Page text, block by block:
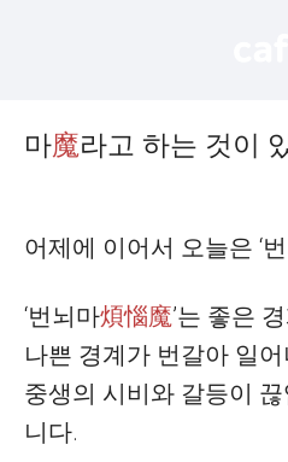
마魔라고 하는 것이
어제에 이어서 오늘은 ‘
‘번뇌마煩惱魔’는 좋은
나쁜 경계가 번갈아 일어
중생의 시비와 갈등이
니다.